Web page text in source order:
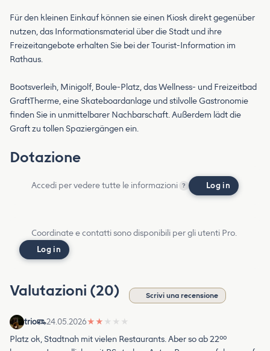
Für den kleinen Einkauf können sie einen Kiosk direkt gegenüber
nutzen, das Informationsmaterial über die Stadt und ihre
Freizeitangebote erhalten Sie bei der Tourist-Information im
Rathaus.
Bootsverleih, Minigolf, Boule-Platz, das Wellness- und Freizeitbad
GraftTherme, eine Skateboardanlage und stilvolle Gastronomie
finden Sie in unmittelbarer Nachbarschaft. Außerdem lädt die
Graft zu tollen Spaziergängen ein.
Dotazione
Accedi per vedere tutte le informazioni ? Log in
Coordinate e contatti sono disponibili per gli utenti Pro.
Log in
Valutazioni (20) Scrivi una recensione
trio 24.05.2026★ ★ ★ ★ ★
Platz ok, Stadtnah mit vielen Restaurants. Aber so ab 22⁰⁰